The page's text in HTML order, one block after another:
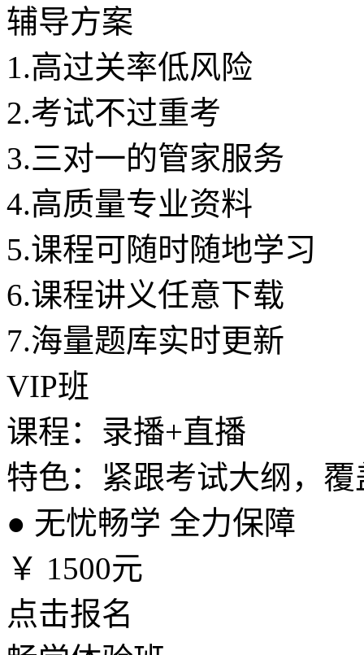
辅导方案
1.高过关率低风险
2.考试不过重考
3.三对一的管家服务
4.高质量专业资料
5.课程可随时随地学习
6.课程讲义任意下载
7.海量题库实时更新
VIP班
课程：录播+直播
特色：紧跟考试大纲，
● 无忧畅学 全力保障
￥ 1500元
点击报名